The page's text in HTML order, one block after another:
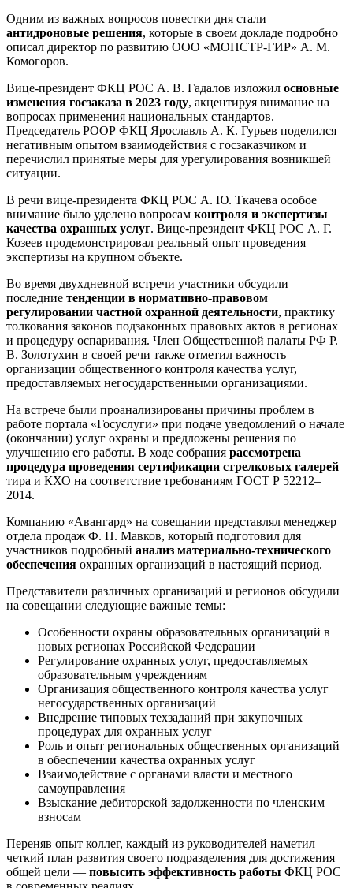
Одним из важных вопросов повестки дня стали
антидроновые решения, которые в своем докладе подробно
описал директор по развитию ООО «МОНСТР-ГИР» А. М.
Комогоров.
Вице-президент ФКЦ РОС А. В. Гадалов изложил основные
изменения госзаказа в 2023 году, акцентируя внимание на
вопросах применения национальных стандартов.
Председатель РООР ФКЦ Ярославль А. К. Гурьев поделился
негативным опытом взаимодействия с госзаказчиком и
перечислил принятые меры для урегулирования возникшей
ситуации.
В речи вице-президента ФКЦ РОС А. Ю. Ткачева особое
внимание было уделено вопросам контроля и экспертизы
качества охранных услуг. Вице-президент ФКЦ РОС А. Г.
Козеев продемонстрировал реальный опыт проведения
экспертизы на крупном объекте.
Во время двухдневной встречи участники обсудили
последние тенденции в нормативно-правовом
регулировании частной охранной деятельности, практику
толкования законов подзаконных правовых актов в регионах
и процедуру оспаривания. Член Общественной палаты РФ Р.
В. Золотухин в своей речи также отметил важность
организации общественного контроля качества услуг,
предоставляемых негосударственными организациями.
На встрече были проанализированы причины проблем в
работе портала «Госуслуги» при подаче уведомлений о начале
(окончании) услуг охраны и предложены решения по
улучшению его работы. В ходе собрания рассмотрена
процедура проведения сертификации стрелковых галерей
тира и КХО на соответствие требованиям ГОСТ Р 52212–
2014.
Компанию «Авангард» на совещании представлял менеджер
отдела продаж Ф. П. Мавков, который подготовил для
участников подробный анализ материально-технического
обеспечения охранных организаций в настоящий период.
Представители различных организаций и регионов обсудили
на совещании следующие важные темы:
Особенности охраны образовательных организаций в
новых регионах Российской Федерации
Регулирование охранных услуг, предоставляемых
образовательным учреждениям
Организация общественного контроля качества услуг
негосударственных организаций
Внедрение типовых техзаданий при закупочных
процедурах для охранных услуг
Роль и опыт региональных общественных организаций
в обеспечении качества охранных услуг
Взаимодействие с органами власти и местного
самоуправления
Взыскание дебиторской задолженности по членским
взносам
Переняв опыт коллег, каждый из руководителей наметил
четкий план развития своего подразделения для достижения
общей цели — повысить эффективность работы ФКЦ РОС